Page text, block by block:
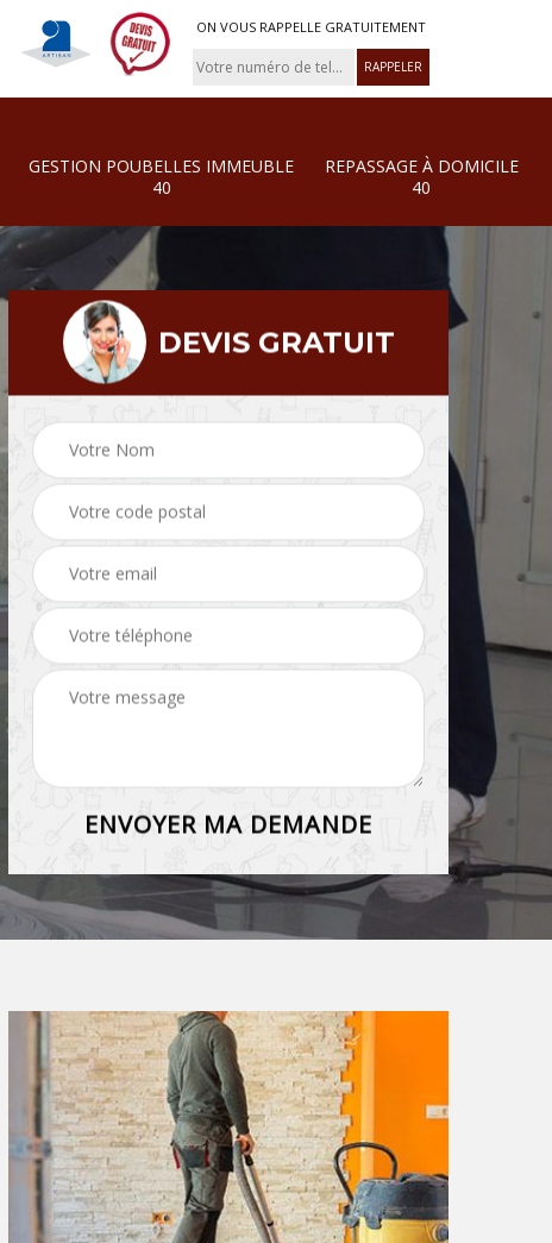
ON VOUS RAPPELLE GRATUITEMENT
GESTION POUBELLES IMMEUBLE
40
REPASSAGE À DOMICILE
40
DEVIS GRATUIT